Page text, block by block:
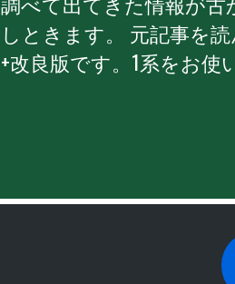
しときます。 元記事を
+改良版です。1系をお